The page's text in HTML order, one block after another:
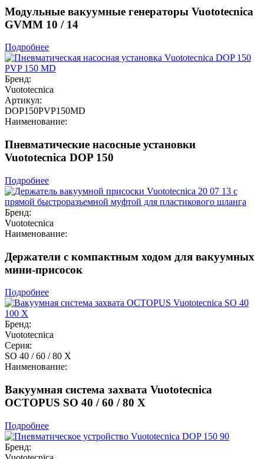
Модульные вакуумные генераторы Vuototecnica
GVMM 10 / 14
Подробнее
Бренд:
Vuototecnica
Артикул:
DOP150PVP150MD
Наименование:
Пневматические насосные установки
Vuototecnica DOP 150
Подробнее
Бренд:
Vuototecnica
Наименование:
Держатели с компактным ходом для вакуумных
мини-присосок
Подробнее
Бренд:
Vuototecnica
Серия:
SO 40 / 60 / 80 X
Наименование:
Вакуумная система захвата Vuototecnica
OCTOPUS SO 40 / 60 / 80 X
Подробнее
Бренд: